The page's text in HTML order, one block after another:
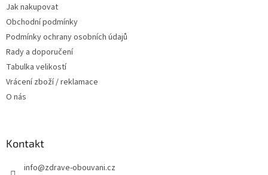
Jak nakupovat
Obchodní podmínky
Podmínky ochrany osobních údajů
Rady a doporučení
Tabulka velikostí
Vrácení zboží / reklamace
O nás
Kontakt
info@zdrave-obouvani.cz